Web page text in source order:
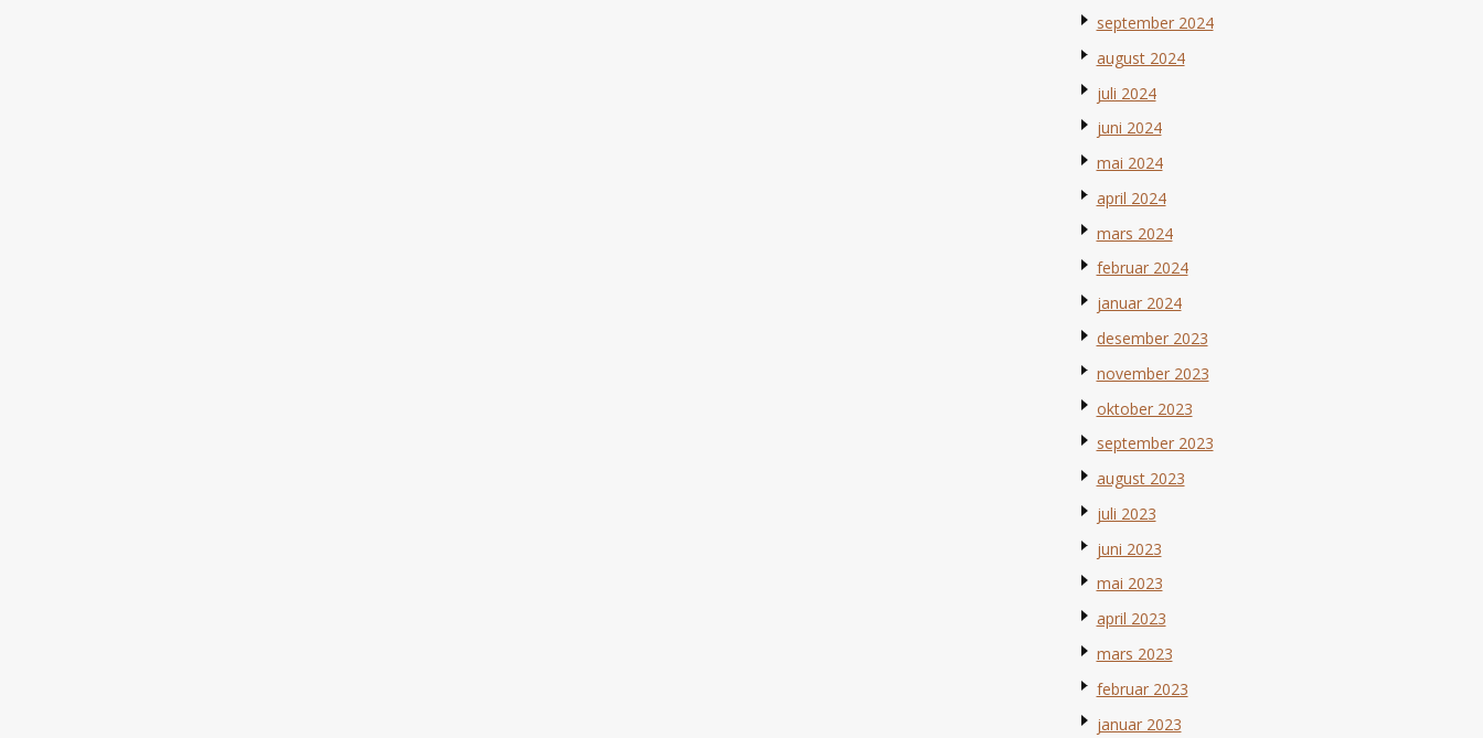
september 2024
august 2024
juli 2024
juni 2024
mai 2024
april 2024
mars 2024
februar 2024
januar 2024
desember 2023
november 2023
oktober 2023
september 2023
august 2023
juli 2023
juni 2023
mai 2023
april 2023
mars 2023
februar 2023
januar 2023